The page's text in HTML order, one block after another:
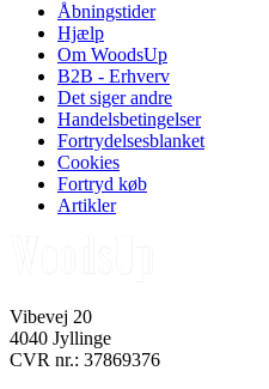
Åbningstider
Hjælp
Om WoodsUp
B2B - Erhverv
Det siger andre
Handelsbetingelser
Fortrydelsesblanket
Cookies
Fortryd køb
Artikler
Vibevej 20
4040 Jyllinge
CVR nr.: 37869376